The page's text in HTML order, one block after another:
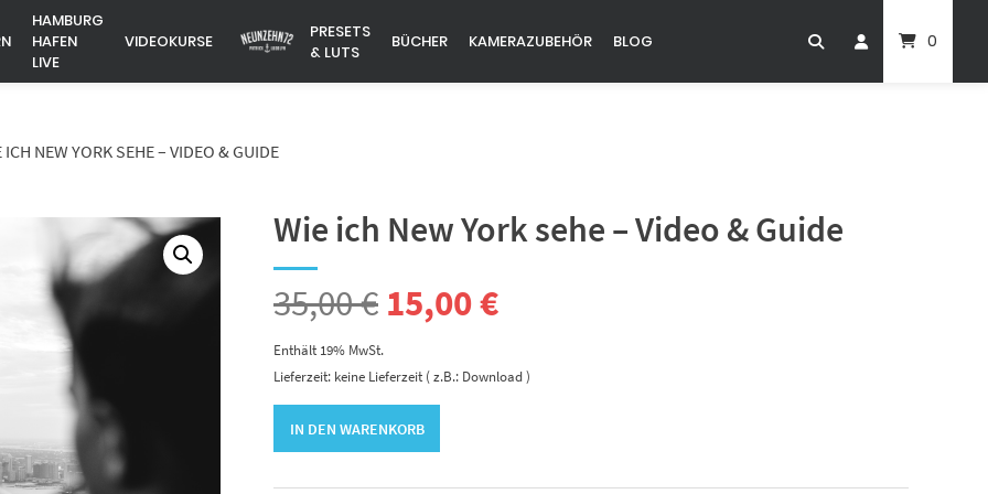
HAMBURG
HAFEN
LIVE
VIDEOKURSE
PRESETS
& LUTS
BÜCHER KAMERAZUBEHÖR BLOG 0
ICH NEW YORK SEHE – VIDEO & GUIDE
Wie ich New York sehe – Video & Guide
35,00€ Ursprünglicher
war:
35,00 €
15,00€Aktueller
Enthält 19% MwSt.
Lieferzeit: keine Lieferzeit ( z.B.: Download )
IN DEN WARENKORB